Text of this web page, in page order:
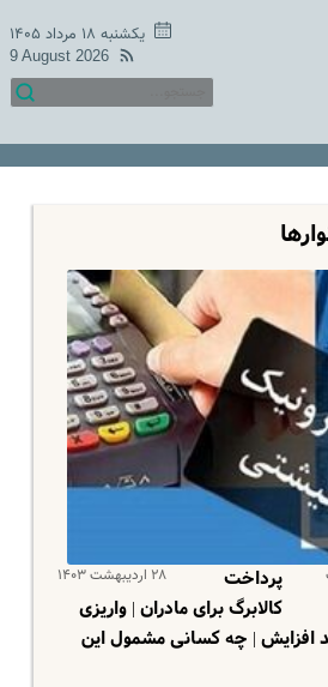
یکشنبه ۱۸ مرداد ۱۴۰۵
9 August 2026
۲۸ اردیبهشت ۱۴۰۳
پرداخت
کالابرگ برای مادران | واریزی
معیشتی با 30 درصد افزایش | چه کسانی مشمول این